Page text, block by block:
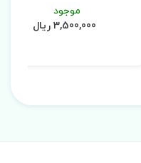
موجود
3,500,000 ریال